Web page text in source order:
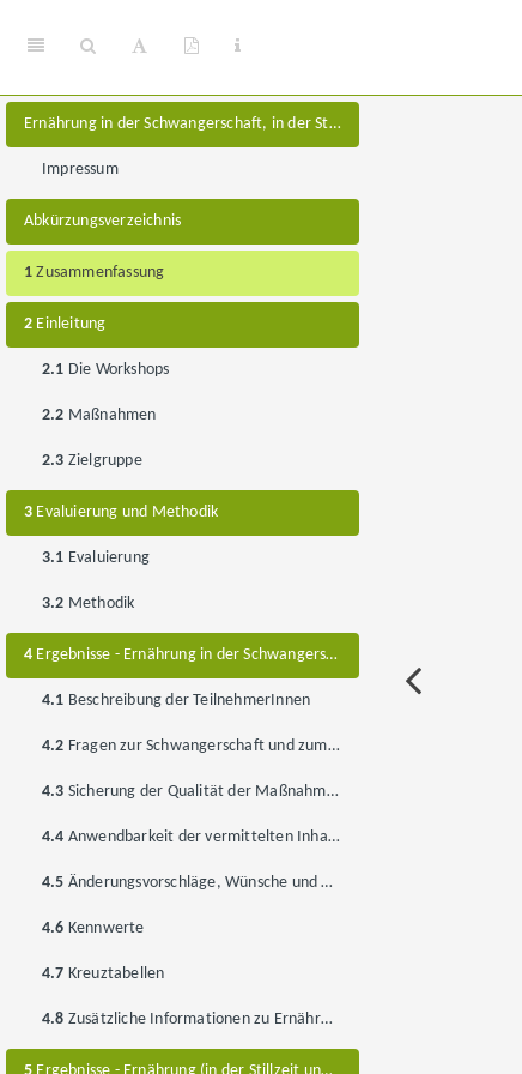
Ernährung in der Schwangerschaft, in der Stillzeit, im Beikostalter und für ein- bis dreijährige Kinder
Impressum
Abkürzungsverzeichnis
1 Zusammenfassung
2 Einleitung
2.1 Die Workshops
2.2 Maßnahmen
2.3 Zielgruppe
3 Evaluierung und Methodik
3.1 Evaluierung
3.2 Methodik
4 Ergebnisse - Ernährung in der Schwangerschaft (und Stillzeit)
4.1 Beschreibung der TeilnehmerInnen
4.2 Fragen zur Schwangerschaft und zum Stillen
4.3 Sicherung der Qualität der Maßnahme während der Umsetzung (Zufriedenheitsbewertung)
4.4 Anwendbarkeit der vermittelten Inhalte im Lebensalltag
4.5 Änderungsvorschläge, Wünsche und Anmerkungen
4.6 Kennwerte
4.7 Kreuztabellen
4.8 Zusätzliche Informationen zu Ernährung in der Schwangerschaft